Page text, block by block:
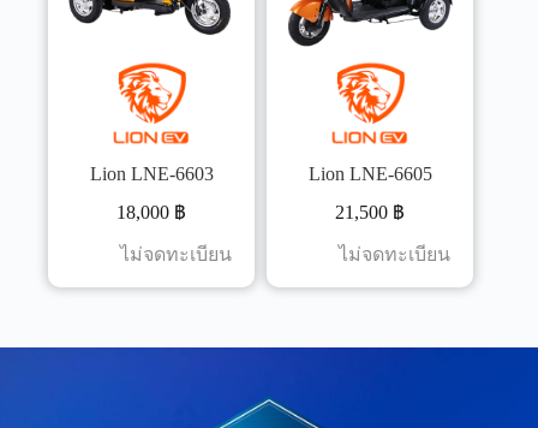
Lion LNE-6603
18,000 ฿
ไม่จดทะเบียน
Lion LNE-6605
21,500 ฿
ไม่จดทะเบียน